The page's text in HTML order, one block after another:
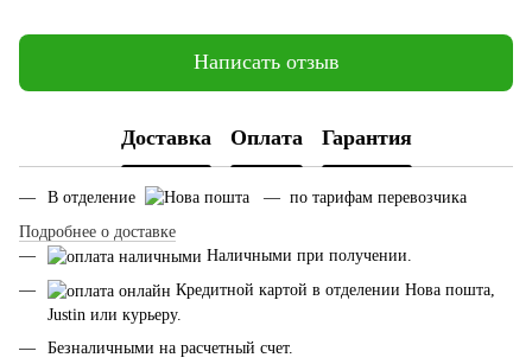
Написать отзыв
Доставка Оплата Гарантия
В отделение
— по тарифам перевозчика
Подробнее о доставке
Наличными при получении.
Кредитной картой в отделении Нова пошта,
Justin или курьеру.
Безналичными на расчетный счет.